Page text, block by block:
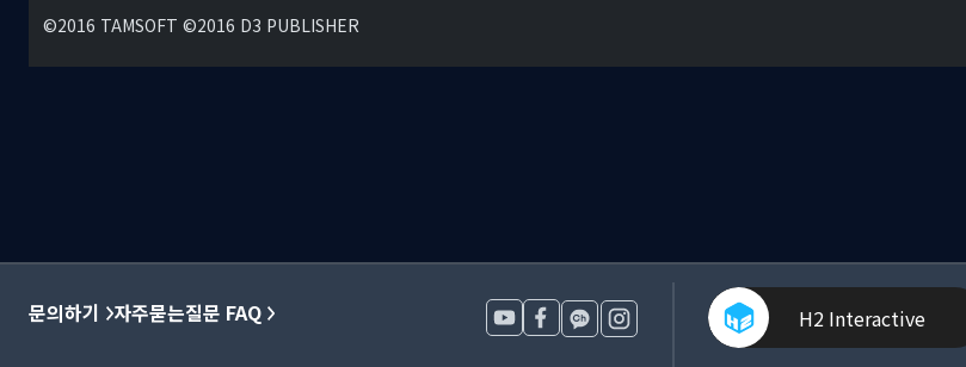
©2016 TAMSOFT ©2016 D3 PUBLISHER
문의하기 자주묻는질문 FAQ H2 Interactive